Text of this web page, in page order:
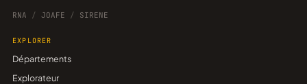
RNA / JOAFE / SIRENE
EXPLORER
Départements
Explorateur